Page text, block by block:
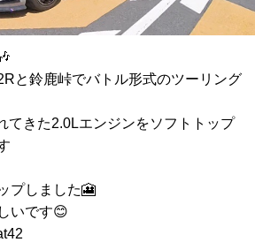
と鈴鹿峠でバトル形式のツーリング
てきた2.0Lエンジンをソフトトップ
プしました🎦
いです😊